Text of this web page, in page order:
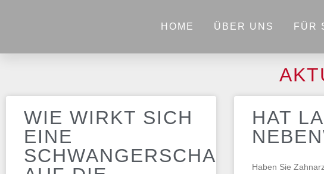
HOME ÜBER UNS FÜR
WIE WIRKT SICH
EINE
SCHWANGERSCHAFT
HAT
Haben Sie